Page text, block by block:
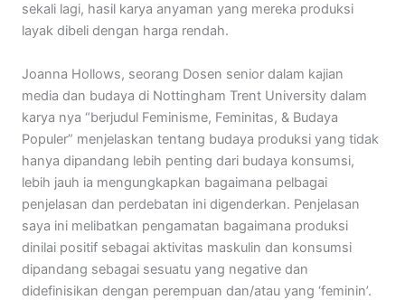
sekali lagi, hasil karya anyaman yang mereka produksi
layak dibeli dengan harga rendah.
Joanna Hollows, seorang Dosen senior dalam kajian
media dan budaya di Nottingham Trent University dalam
karya nya “berjudul Feminisme, Feminitas, & Budaya
Populer” menjelaskan tentang budaya produksi yang tidak
hanya dipandang lebih penting dari budaya konsumsi,
lebih jauh ia mengungkapkan bagaimana pelbagai
penjelasan dan perdebatan ini digenderkan. Penjelasan
saya ini melibatkan pengamatan bagaimana produksi
dinilai positif sebagai aktivitas maskulin dan konsumsi
dipandang sebagai sesuatu yang negative dan
didefinisikan dengan perempuan dan/atau yang ‘feminin’.